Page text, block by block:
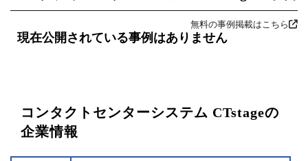
無料の事例掲載はこちら
現在公開されている事例はありません
コンタクトセンターシステム CTstageの
企業情報